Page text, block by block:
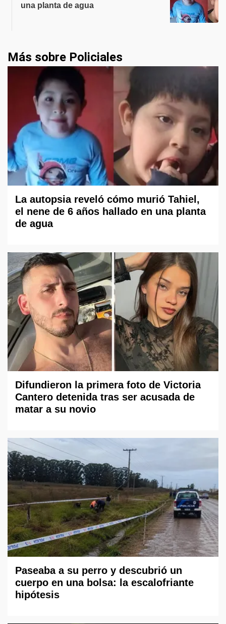
una planta de agua
Más sobre Policiales
La autopsia reveló cómo murió Tahiel,
el nene de 6 años hallado en una planta
de agua
Difundieron la primera foto de Victoria
Cantero detenida tras ser acusada de
matar a su novio
Paseaba a su perro y descubrió un
cuerpo en una bolsa: la escalofriante
hipótesis